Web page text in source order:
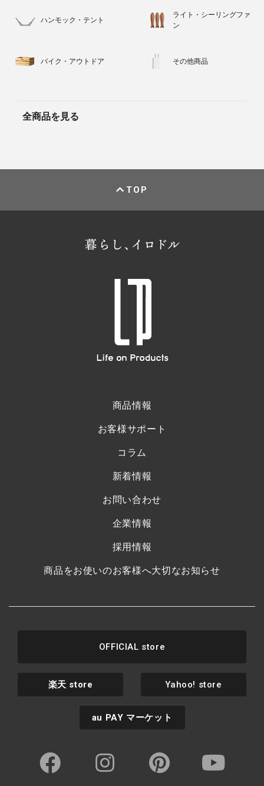
ハンモック・テント
ライト・シーリングファ
ン
バイク・アウトドア その他商品
全商品を見る
TOP
商品情報
お客様サポート
コラム
新着情報
お問い合わせ
企業情報
採用情報
商品をお使いのお客様へ大切なお知らせ
OFFICIAL store
楽天 store Yahoo! store
au PAY マーケット